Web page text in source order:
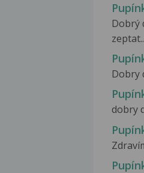
Dobrý
Dobry
dobry